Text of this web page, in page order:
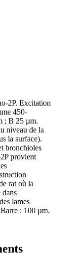
2P. Excitation
450-
; B 25 µm.
niveau de la
la surface).
bronchioles
provient
rat où la
lames
: 100 µm.